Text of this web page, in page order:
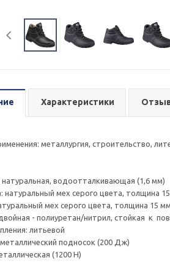
Характеристики
металлургия, строительство,
водоотталкивающая (1,6 мм)
натуральный мех серого цвета, толщина
мех серого цвета, толщина 15 мм
- полиуретан/нитрил, стойкая к
литьевой
подносок (200 Дж)
(1200 Н)